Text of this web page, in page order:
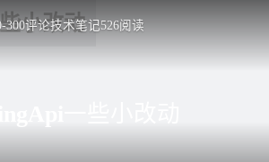
300评论技术笔记526阅读